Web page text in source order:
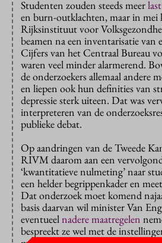
Studenten zouden steeds meerlast
en burn-outklachten, maar in mei
Rijksinstituut voor
beamen na een inventarisatie van
Cijfers van het Centraal Bureau
waren veel minder alarmerend.
de onderzoekers allemaal andere
en liepen ook hun definities van
depressie sterk uiteen. Dat was
interpreteren van de
publieke debat.
Op aandringen van de Tweede
RIVM daarom aan een
‘kwantitatieve nulmeting’ naar
een helder begrippenkader en
Dat onderzoek moet komend
basis daarvan wil minister Van
eventueelnadere maatregelen
bespreekt ze wel met de